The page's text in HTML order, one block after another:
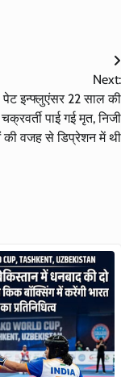
Next:
पेट इन्फ्लुएंसर 22 साल की
पाई गई मृत, निजी
वजह से डिप्रेशन में थी